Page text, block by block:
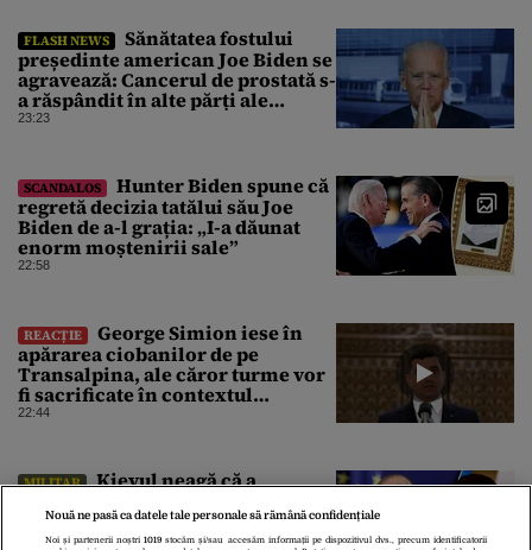
FLASH NEWS
Sănătatea fostului
președinte american Joe Biden se
agravează: Cancerul de prostată s-
a răspândit în alte părți ale
corpului
23:23
SCANDALOS
Hunter Biden spune că
regretă decizia tatălui său Joe
Biden de a-l grația: „I-a dăunat
enorm moștenirii sale”
22:58
REACȚIE
George Simion iese în
apărarea ciobanilor de pe
Transalpina, ale căror turme vor
fi sacrificate în contextul
focarului de variolă ovină
22:44
MILITAR
Kievul neagă că a
după ce o dronă ucraineană a
explodat lângă instalația de gaz
Nouă ne pasă ca datele tale personale să rămână confidențiale
Noi și partenerii noștri1019 stocăm și/sau accesăm informații pe dispozitivul dvs., precum identificatorii